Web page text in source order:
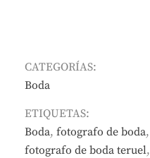
CATEGORÍAS:
Boda
ETIQUETAS:
Boda, fotografo de boda,
fotografo de boda teruel,